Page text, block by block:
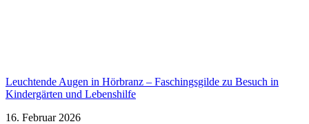
Leuchtende Augen in Hörbranz – Faschingsgilde zu Besuch in
Kindergärten und Lebenshilfe
16. Februar 2026